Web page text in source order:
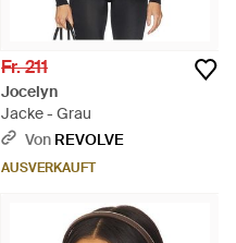
Fr. 211
Jocelyn
Jacke - Grau
Von REVOLVE
AUSVERKAUFT